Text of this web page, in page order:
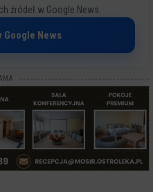
źródeł w Google News.
Google News